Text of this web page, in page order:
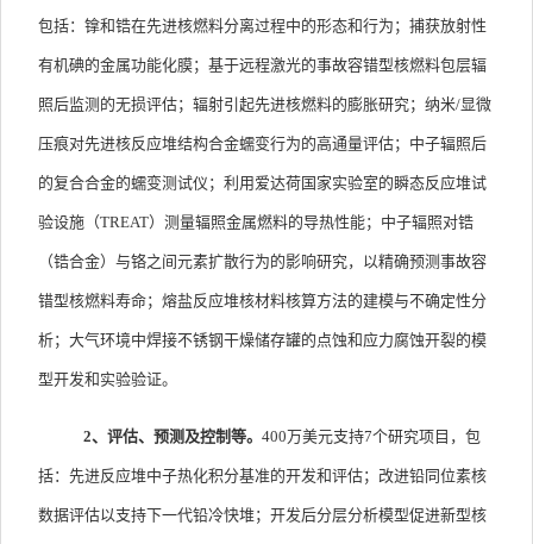
包括：镎和锆在先进核燃料分离过程中的形态和行为；捕获放射性
有机碘的金属功能化膜；基于远程激光的事故容错型核燃料包层辐
照后监测的无损评估；辐射引起先进核燃料的膨胀研究；纳米/显微
压痕对先进核反应堆结构合金蠕变行为的高通量评估；中子辐照后
的复合合金的蠕变测试仪；利用爱达荷国家实验室的瞬态反应堆试
验设施（TREAT）测量辐照金属燃料的导热性能；中子辐照对锆
（锆合金）与铬之间元素扩散行为的影响研究，以精确预测事故容
错型核燃料寿命；熔盐反应堆核材料核算方法的建模与不确定性分
析；大气环境中焊接不锈钢干燥储存罐的点蚀和应力腐蚀开裂的模
型开发和实验验证。
2、评估、预测及控制等。 400万美元支持7个研究项目，包
括：先进反应堆中子热化积分基准的开发和评估；改进铅同位素核
数据评估以支持下一代铅冷快堆；开发后分层分析模型促进新型核